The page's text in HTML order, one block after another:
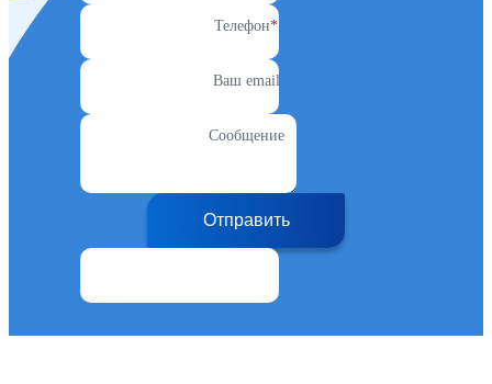
Телефон*
Ваш email
Сообщение
Отправить